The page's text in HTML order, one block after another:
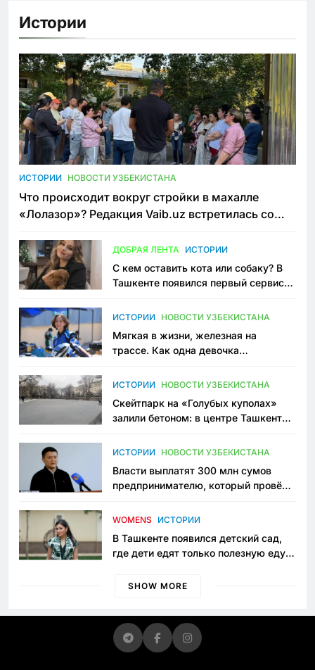
Истории
ИСТОРИИ НОВОСТИ УЗБЕКИСТАНА
Что происходит вокруг стройки в махалле
«Лолазор»? Редакция Vaib.uz встретилась со
ДОБРАЯ ЛЕНТА ИСТОРИИ
С кем оставить кота или собаку? В
Ташкенте появился первый сервис
ИСТОРИИ НОВОСТИ УЗБЕКИСТАНА
Мягкая в жизни, железная на
трассе. Как одна девочка
Узбекистане
ИСТОРИИ НОВОСТИ УЗБЕКИСТАНА
Скейтпарк на «Голубых куполах»
залили бетоном: в центре Ташкента
пространство
ИСТОРИИ НОВОСТИ УЗБЕКИСТАНА
Власти выплатят 300 млн сумов
предпринимателю, который провёл
приговору
WOMENS ИСТОРИИ
В Ташкенте появился детский сад,
где дети едят только полезную еду.
просить «кашу без сахара»
SHOW MORE